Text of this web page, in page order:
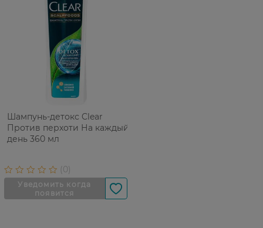
Шампунь-детокс Clear
Против перхоти На каждый
день 360 мл